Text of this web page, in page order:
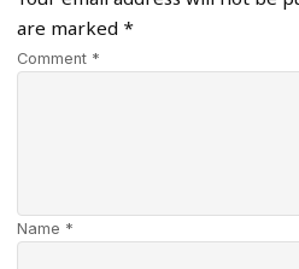
are marked *
Comment *
Name *